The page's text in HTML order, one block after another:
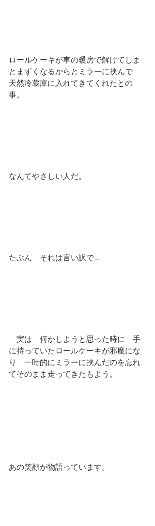
ロールケーキが車の暖房で解けてしま
とまずくなるからとミラーに挟んで
天然冷蔵庫に入れてきてくれたとの
事。
なんてやさしい人だ。
たぶん　それは言い訳で...
実は　何かしようと思った時に　手
に持っていたロールケーキが邪魔にな
り　一時的にミラーに挟んだのを忘れ
てそのまま走ってきたもよう。
あの笑顔が物語っています。